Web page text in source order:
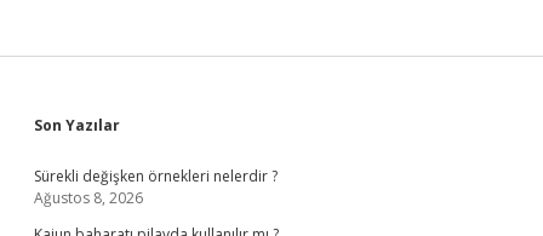
Sidebar
Son Yazılar
Sürekli değişken örnekleri nelerdir ?
Ağustos 8, 2026